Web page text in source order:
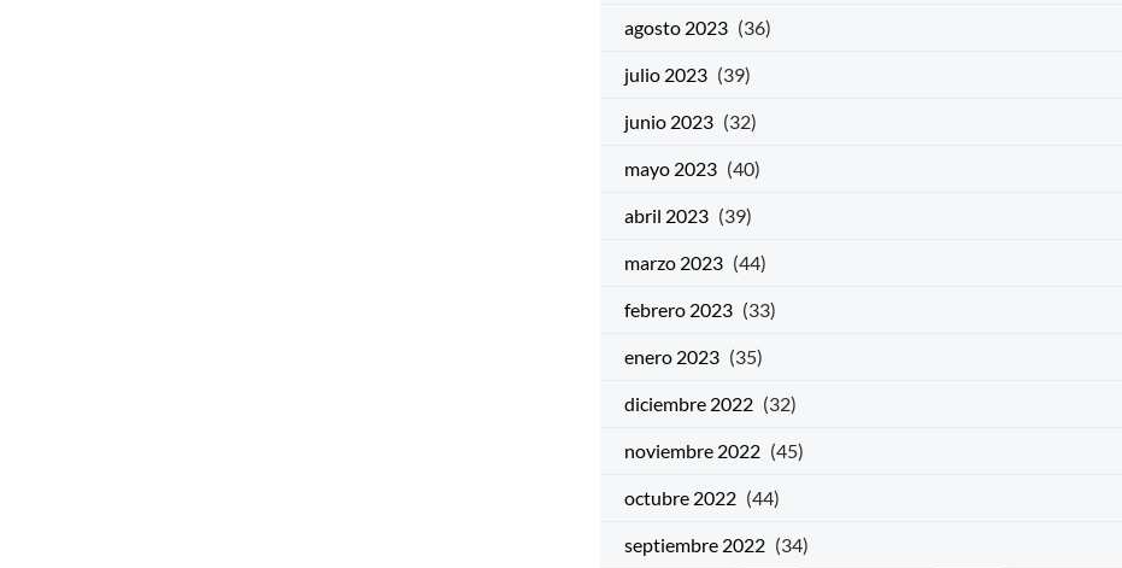
agosto 2023 (36)
julio 2023 (39)
junio 2023 (32)
mayo 2023 (40)
abril 2023 (39)
marzo 2023 (44)
febrero 2023 (33)
enero 2023 (35)
diciembre 2022 (32)
noviembre 2022 (45)
octubre 2022 (44)
septiembre 2022 (34)